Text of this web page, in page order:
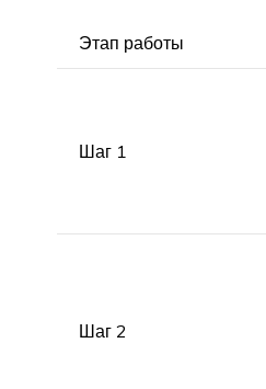
Этап работы
Шаг 1
Шаг 2